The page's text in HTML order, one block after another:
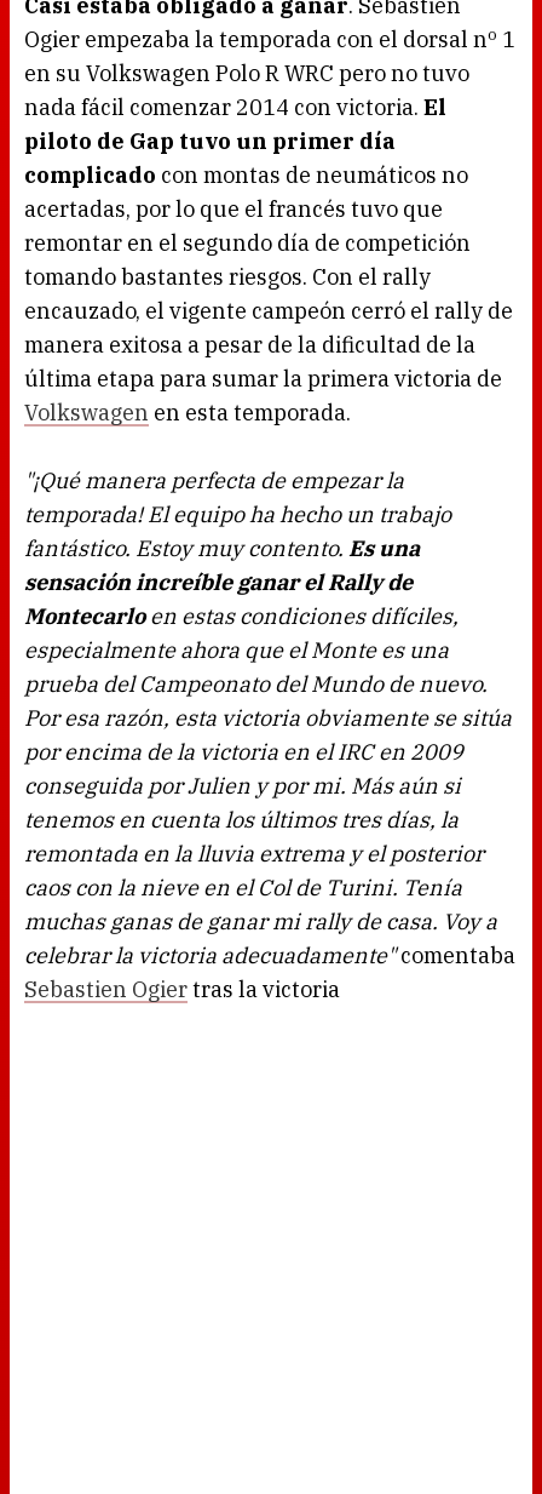
Casi estaba obligado a ganar. Sebastien
Ogier empezaba la temporada con el dorsal nº 1
en su Volkswagen Polo R WRC pero no tuvo
nada fácil comenzar 2014 con victoria. El
piloto de Gap tuvo un primer día
complicado con montas de neumáticos no
acertadas, por lo que el francés tuvo que
remontar en el segundo día de competición
tomando bastantes riesgos. Con el rally
encauzado, el vigente campeón cerró el rally de
manera exitosa a pesar de la dificultad de la
última etapa para sumar la primera victoria de
Volkswagen en esta temporada.
"¡Qué manera perfecta de empezar la
temporada! El equipo ha hecho un trabajo
fantástico. Estoy muy contento. Es una
sensación increíble ganar el Rally de
Montecarloen estas condiciones difíciles,
especialmente ahora que el Monte es una
prueba del Campeonato del Mundo de nuevo.
Por esa razón, esta victoria obviamente se sitúa
por encima de la victoria en el IRC en 2009
conseguida por Julien y por mi. Más aún si
tenemos en cuenta los últimos tres días, la
remontada en la lluvia extrema y el posterior
caos con la nieve en el Col de Turini. Tenía
muchas ganas de ganar mi rally de casa. Voy a
celebrar la victoria adecuadamente"comentaba
Sebastien Ogiertras la victoria